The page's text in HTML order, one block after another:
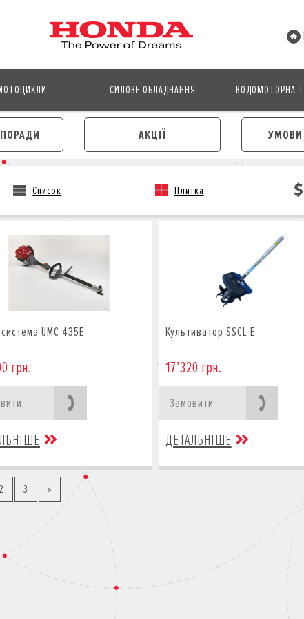
СИЛОВЕ ОБЛАДНАННЯ ВОДОМОТОРНА
АКЦІЇ
КРЕДИТ
СТРАХУВАННЯ
КОРПОРАТИВНИМ КЛІЄНТАМ
КОРПОРАТИВНИМ КЛІЄНТАМ
Список Плитка
UMC 435E
грн.
Культиватор SSCL E
17’320 грн.
Замовити
ДЕТАЛЬНІШЕ
2 3 »